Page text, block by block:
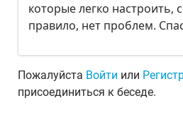
которые легко настроить,
правило, нет проблем.
Пожалуйста Войти или
присоединиться к беседе.